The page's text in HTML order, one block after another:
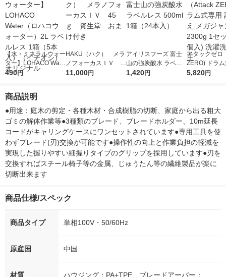
【水・ミネラルウォー
ター】LOHACO Wate
r（ロハコウォータ
シ） オリジナル
490円
HAKU（ハク） メラ
ノフォーカスＩＶ 4
5ｇ 資生堂 おまけ
11,000円
アイリスフーズ 富士
山の強炭酸水 ラベル
レス 500ml 1箱（24
1,420円
アタックゼロ
ZERO) ドラ
詰め替え メガ
5,820円
商品説明
●用途：庭木の剪定・各種木材・合成樹脂の切断、家庭から出る粗大
ゴミの解体作業等●3種類のブレード、ブレードホルダー、10m延長
コードがキャリングケースにワンセットされています●専用工具を使
わずブレード(刃)交換が可能です●操作性の向上と作業負担の軽減を
実現した握りやすい細握りタイプのグリップを採用しています●刃を
交換すればスチール椅子等の金属、じゅうたん等の繊維製品が楽に
切断出来ます
商品仕様/スペック
商品タイプ 単相100V・50/60Hz
原産国 中国
材質 ハウジング：PA+TPE、ブレードアーバー：